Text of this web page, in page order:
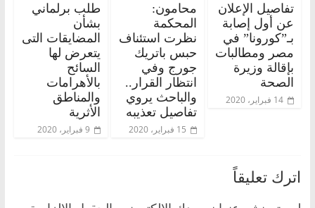
تفاصيل الإعلان
عن أول إصابة
بـ”كورونا” في
مصر ومطالبات
بإقالة وزيرة
الصحة
14 فبراير، 2020
محامون:
المحكمة
نظرت استئناف
حبس باتريك
جورج وفي
انتظار القرار..
والباحث يروي
تفاصيل تعذيبه
15 فبراير، 2020
طلب برلماني
بشأن
المضايقات التى
يتعرض لها
السائح
بالأهرامات
والمناطق
الأثرية
9 فبراير، 2020
اترك تعليقاً